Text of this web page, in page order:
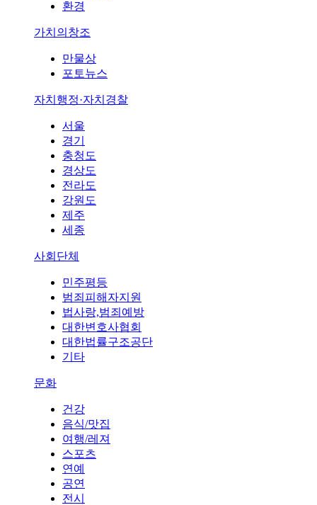
환경
가치의창조
만물상
포토뉴스
자치행정·자치경찰
서울
경기
충청도
경상도
전라도
강원도
제주
세종
사회단체
민주평등
범죄피해자지원
법사랑,범죄예방
대한변호사협회
대한법률구조공단
기타
문화
건강
음식/맛집
여행/레져
스포츠
연예
공연
전시